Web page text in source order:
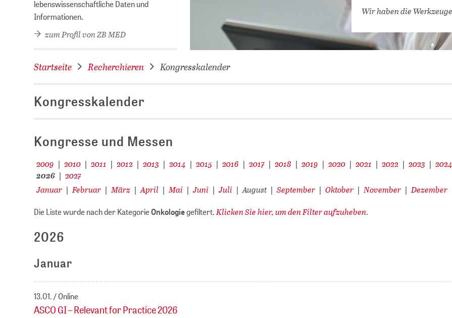
VERNETZEN: WIR FÜR SIE
DATENBANKEN
DIGITALE
lebenswissenschaftliche Daten und
Informationen.
zum Profil von ZB MED
Wir haben die
Startseite Recherchieren Kongresskalender
Kongresskalender
Kongresse und Messen
2009 | 2010 | 2011 | 2012 | 2013 | 2014 | 2015 | 2016 | 2017 | 2018 | 2019 | 2020 | 2021 | 2022 | 2023 | 2024
2026 | 2027
Januar | Februar | März | April | Mai | Juni | Juli | August | September | Oktober | November | Dezember
Die Liste wurde nach der KategorieOnkologiegefiltert.Klicken Sie hier, um den Filter aufzuheben.
2026
Januar
13.01. Online
ASCO GI – Relevant for Practice 2026